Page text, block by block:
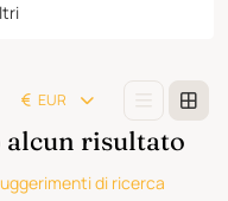
EUR
alcun risultato
di ricerca